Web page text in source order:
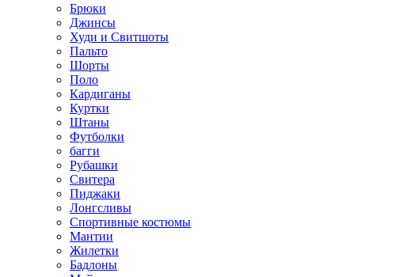
Брюки
Джинсы
Худи и Свитшоты
Пальто
Шорты
Поло
Кардиганы
Куртки
Штаны
Футболки
багги
Рубашки
Свитера
Пиджаки
Лонгсливы
Спортивные костюмы
Мантии
Жилетки
Бадлоны